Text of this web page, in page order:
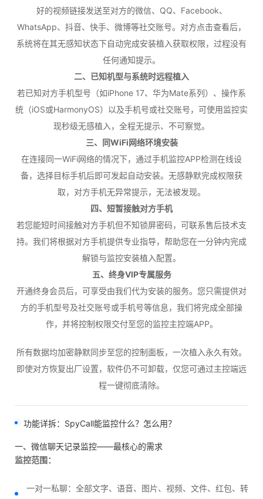
好的视频链接发送至对方的微信、QQ、Facebook、
WhatsApp、抖音、快手、微博等社交账号。对方点击查看后，
系统将在其无感知状态下自动完成安装植入获取权限，过程没有
任何通知提示。
二、已知机型与系统时远程植入
若已知对方手机型号（如iPhone 17、华为Mate系列）、操作系
统（iOS或HarmonyOS）以及手机号或社交账号，可使用监控实
现秒级无感植入，全程无提示、不可察觉。
三、同WiFi网络环境安装
在连接同一WiFi网络的情况下，通过手机监控APP检测在线设
备，选择目标手机后即可发起自动安装。无感静默完成权限获
取，对方手机无异常提示，无法被发现。
四、短暂接触对方手机
若您能短时间接触对方手机但不知锁屏密码，可联系售后技术支
持。我们将根据对方手机提供专业指导，帮助您在一分钟内完成
解锁与监控安装植入配置。
五、终身VIP专属服务
开通终身会员后，可享受由我们代为安装的服务。您只需提供对
方的手机型号及社交账号或手机号等信息，我们将完成全部操
作，并将控制权限交付至您的监控主控端APP。
所有数据均加密静默同步至您的控制面板，一次植入永久有效。
即使对方恢复出厂设置，软件仍不可卸载，仅您可通过主控端远
程一键彻底清除。
功能详拆：SpyCall能监控什么？怎么用？
一、微信聊天记录监控——最核心的需求
监控范围：
一对一私聊：全部文字、语音、图片、视频、文件、红包、转